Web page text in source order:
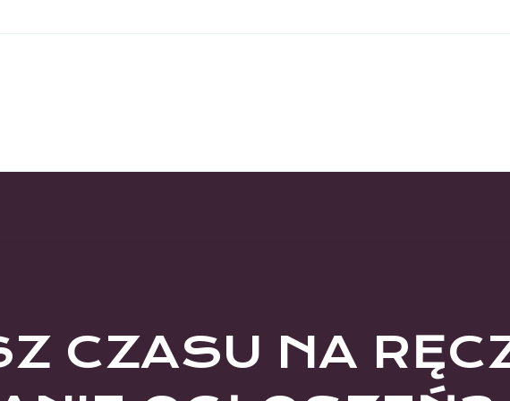
CZASU NA